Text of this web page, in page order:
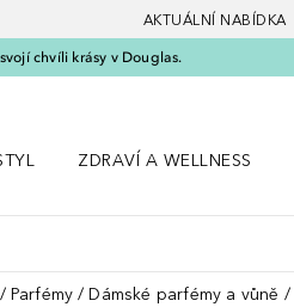
AKTUÁLNÍ NABÍDKA
chvíli krásy v Douglas.
ZDRAVÍ A WELLNESS
Parfémy Dámské parfémy a vůně